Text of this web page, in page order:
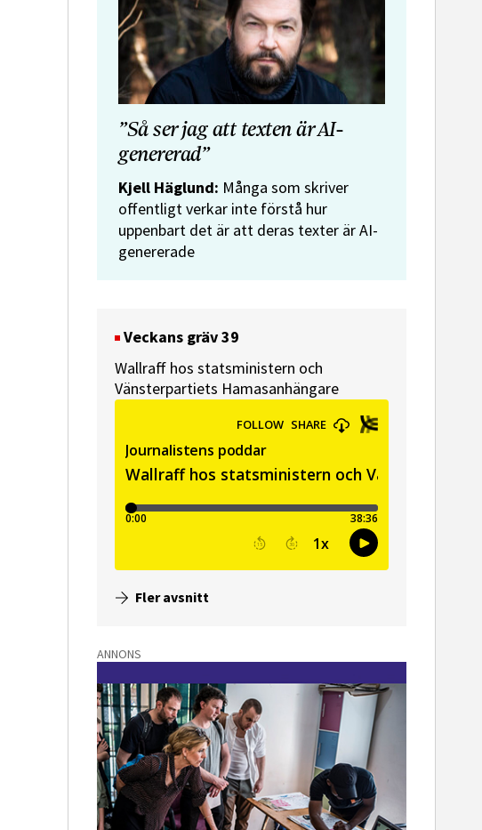
”Så ser jag att texten är AI-
genererad”
Kjell Häglund: Många som skriver
offentligt verkar inte förstå hur
uppenbart det är att deras texter är AI-
genererade
Veckans gräv 39
Wallraff hos statsministern och
Vänsterpartiets Hamasanhängare
Fler avsnitt
ANNONS